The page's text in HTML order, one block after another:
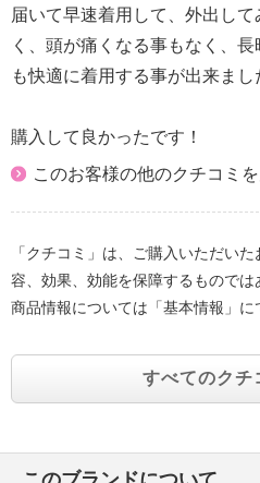
届いて早速着用して、外出し
く、頭が痛くなる事もなく、
も快適に着用する事が出来まし
購入して良かったです！
このお客様の他のクチコミ
「クチコミ」は、ご購入いただい
容、効果、効能を保障するものでは
商品情報については「基本情報」に
すべてのクチ